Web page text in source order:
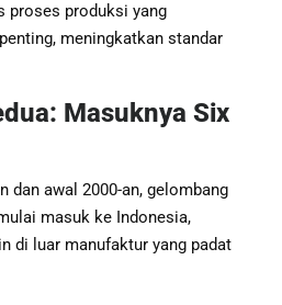
proses produksi yang
meningkatkan standar
Masuknya Six
dan awal 2000-an, gelombang
masuk ke Indonesia,
di luar manufaktur yang padat